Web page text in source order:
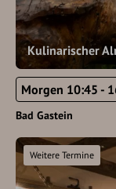
Kulinarischer
Morgen 10:45 -
Bad Gastein
Weitere Termine